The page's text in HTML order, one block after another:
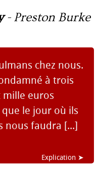
- Preston Burke
chez nous.
à trois
mille euros
le jour où ils
nous faudra [...]
Explication ➤